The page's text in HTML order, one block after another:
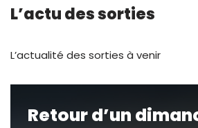
L’actu des sorties
L’actualité des sorties à venir
Retour d’un